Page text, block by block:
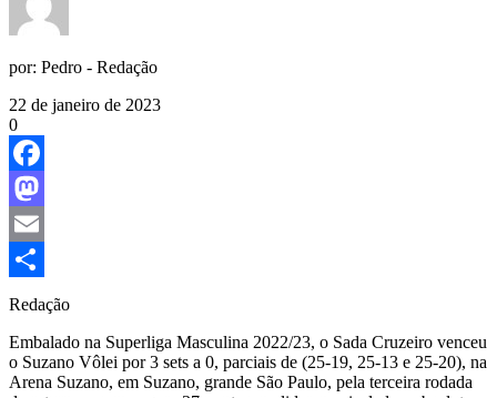
por: Pedro - Redação
22 de janeiro de 2023
0
Facebook
Mastodon
Email
Share
Redação
Embalado na Superliga Masculina 2022/23, o Sada Cruzeiro venceu
o Suzano Vôlei por 3 sets a 0, parciais de (25-19, 25-13 e 25-20), na
Arena Suzano, em Suzano, grande São Paulo, pela terceira rodada